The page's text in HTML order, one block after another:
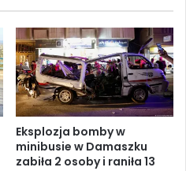
Eksplozja bomby w
minibusie w Damaszku
zabiła 2 osoby i raniła 13